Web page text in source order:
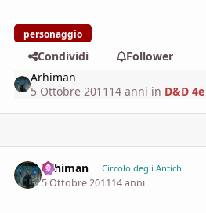
personaggio
Condividi
Follower
Arhiman
5 Ottobre 2011 14 anni in D&D
Arhiman Circolo degli Antichi
5 Ottobre 201114 anni